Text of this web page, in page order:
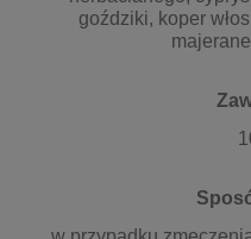
goździki, koper